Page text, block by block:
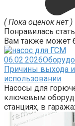
( Пока оценок нет )
Понравилась
Вам также может
06.02.2026
Причины выхода
использовании
Насосы для
ключевым
станциях, в